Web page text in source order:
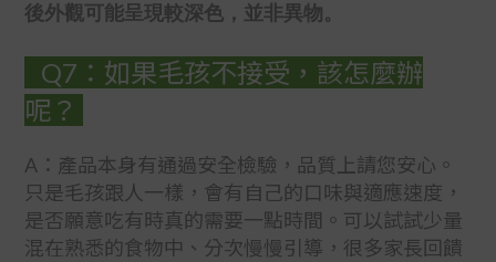
後外觀可能呈現較深色，並非異物。
Q7：如果毛孩不接受，該怎麼辦
呢？
A：產品本身有通過安全檢驗，品質上請您安心。
只是毛孩跟人一樣，會有自己的口味與適應速度，
是否願意吃有時真的需要一點時間。可以試試少量
混在熟悉的食物中、分次慢慢引導，很多家長回饋